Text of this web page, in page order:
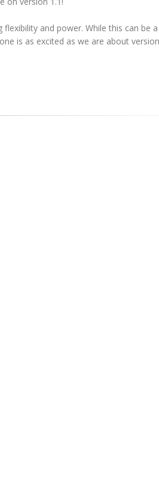
and power. While this can be
is as excited as we are about